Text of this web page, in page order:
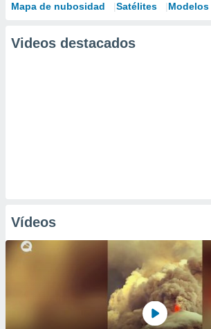
Mapa de nubosidad Satélites Modelos
Videos destacados
Vídeos